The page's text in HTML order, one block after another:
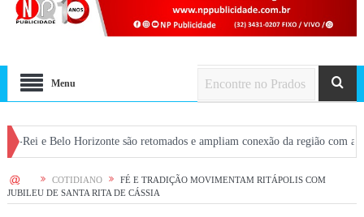
Menu
Horizonte são retomados e ampliam conexão da região com a capital
HOME COTIDIANO
FÉ E TRADIÇÃO MOVIMENTAM RITÁPOLIS COM
JUBILEU DE SANTA RITA DE CÁSSIA